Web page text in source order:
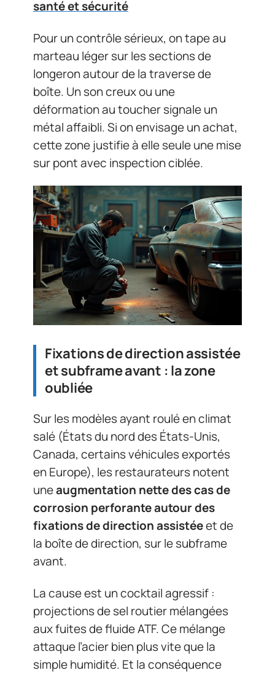
santé et sécurité
Pour un contrôle sérieux, on tape au
marteau léger sur les sections de
longeron autour de la traverse de
boîte. Un son creux ou une
déformation au toucher signale un
métal affaibli. Si on envisage un achat,
cette zone justifie à elle seule une mise
sur pont avec inspection ciblée.
Fixations de direction assistée
et subframe avant : la zone
oubliée
Sur les modèles ayant roulé en climat
salé (États du nord des États-Unis,
Canada, certains véhicules exportés
en Europe), les restaurateurs notent
uneaugmentation nette des cas de
corrosion perforante autour des
fixations de direction assistéeet de
la boîte de direction, sur le subframe
avant.
La cause est un cocktail agressif :
projections de sel routier mélangées
aux fuites de fluide ATF. Ce mélange
attaque l’acier bien plus vite que la
simple humidité. Et la conséquence